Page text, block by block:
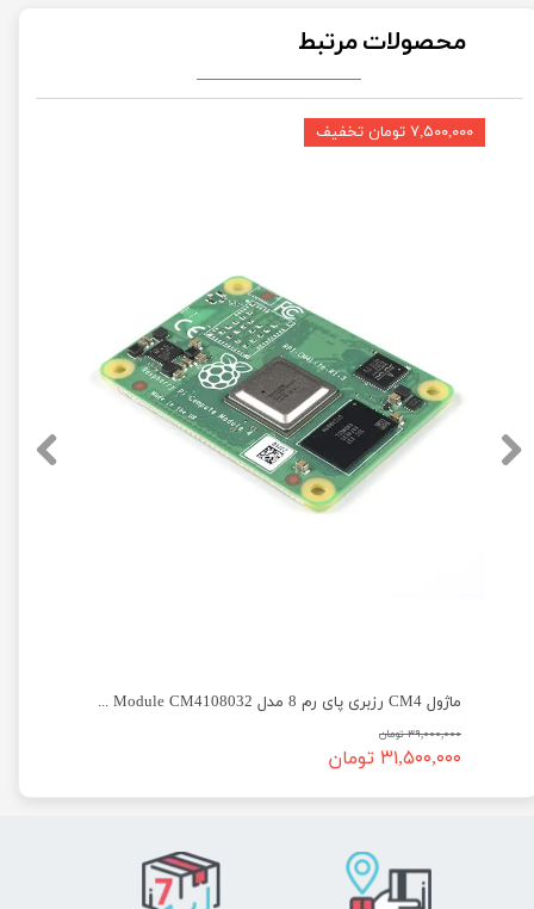
محصولات مرتبط
ماژول CM4 رزبری پای رم 8 مدل Raspberry Pi Compute Module CM4108032
۳۹,۰۰۰,۰۰۰ تومان
۳۱,۵۰۰,۰۰۰ تومان
۷,۵۰۰,۰۰۰ تومان تخفیف